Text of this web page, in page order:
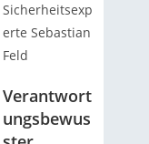
Sicherheitsexp
erte Sebastian
Feld
Verantwort
ungsbewus